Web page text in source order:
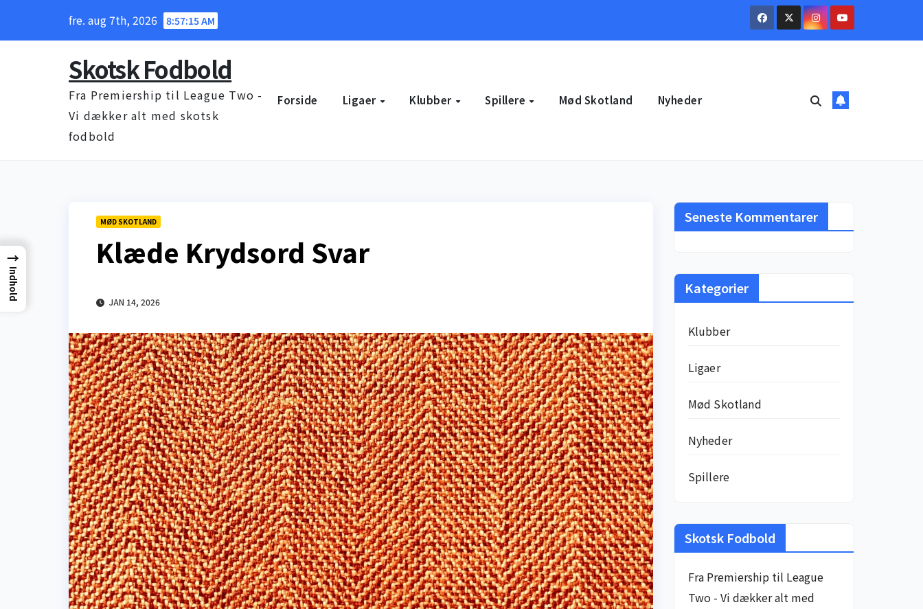
fre. aug 7th, 2026 8:57:16 AM
Skotsk Fodbold
Fra Premiership til League Two -
Vi dækker alt med skotsk
fodbold
Forside Ligaer Klubber Spillere Mød Skotland Nyheder
MØD SKOTLAND
Klæde Krydsord Svar
JAN 14, 2026
Seneste Kommentarer
Kategorier
Klubber
Ligaer
Mød Skotland
Nyheder
Spillere
Skotsk Fodbold
Fra Premiership til League
Two - Vi dækker alt med
→
Indhold